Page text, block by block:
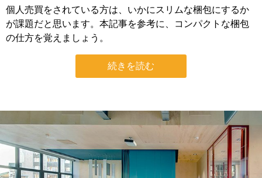
個人売買をされている方は、いかにスリムな梱包にするか
が課題だと思います。本記事を参考に、コンパクトな梱包
の仕方を覚えましょう。
続きを読む